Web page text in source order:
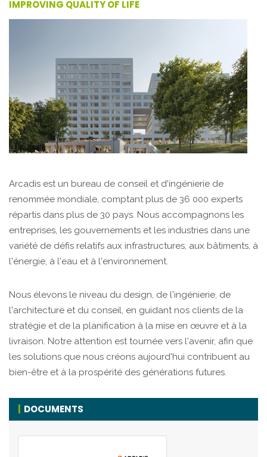
IMPROVING QUALITY OF LIFE
Arcadis est un bureau de conseil et d'ingénierie de
renommée mondiale, comptant plus de 36 000 experts
répartis dans plus de 30 pays. Nous accompagnons les
entreprises, les gouvernements et les industries dans une
variété de défis relatifs aux infrastructures, aux bâtiments, à
l'énergie, à l'eau et à l'environnement.
Nous élevons le niveau du design, de l'ingénierie, de
l'architecture et du conseil, en guidant nos clients de la
stratégie et de la planification à la mise en œuvre et à la
livraison. Notre attention est tournée vers l'avenir, afin que
les solutions que nous créons aujourd'hui contribuent au
bien-être et à la prospérité des générations futures.
DOCUMENTS